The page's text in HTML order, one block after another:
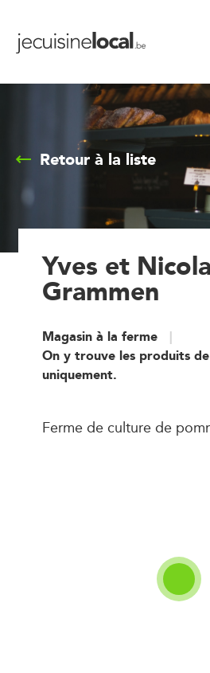
Retour à la liste
Yves et
Grammen
Magasin à la ferme
On y trouve les produits
uniquement.
Ferme de culture de